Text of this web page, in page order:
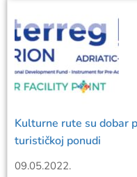
Kulturne rute su dobar
turističkoj ponudi
09.05.2022.